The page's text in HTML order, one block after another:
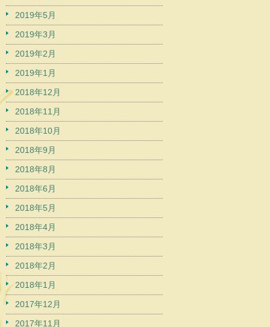
2019年5月
2019年3月
2019年2月
2019年1月
2018年12月
2018年11月
2018年10月
2018年9月
2018年8月
2018年6月
2018年5月
2018年4月
2018年3月
2018年2月
2018年1月
2017年12月
2017年11月